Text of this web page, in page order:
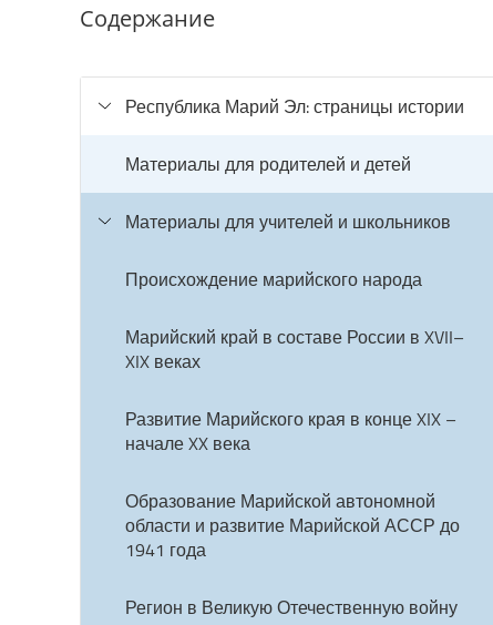
Содержание
Республика Марий Эл: страницы истории
Материалы для родителей и детей
Материалы для учителей и школьников
Происхождение марийского народа
Марийский край в составе России в XVII–
XIX веках
Развитие Марийского края в конце XIX –
начале XX века
Образование Марийской автономной
области и развитие Марийской АССР до
1941 года
Регион в Великую Отечественную войну